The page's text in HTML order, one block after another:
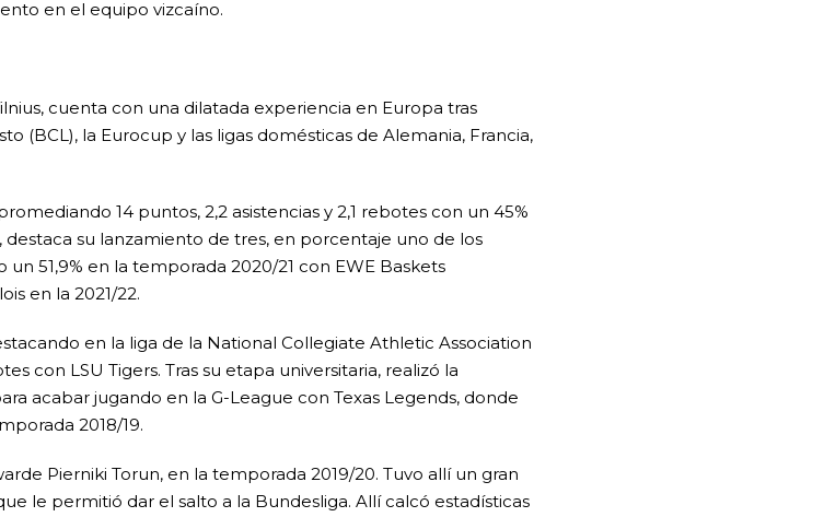
en el equipo vizcaíno.
cuenta con una dilatada experiencia en Europa tras
(BCL), la Eurocup y las ligas domésticas de Alemania, Francia,
14 puntos, 2,2 asistencias y 2,1 rebotes con un 45%
destaca su lanzamiento de tres, en porcentaje uno de los
51,9% en la temporada 2020/21 con EWE Baskets
en la 2021/22.
en la liga de la National Collegiate Athletic Association
con LSU Tigers. Tras su etapa universitaria, realizó la
acabar jugando en la G-League con Texas Legends, donde
2018/19.
Pierniki Torun, en la temporada 2019/20. Tuvo allí un gran
le permitió dar el salto a la Bundesliga. Allí calcó estadísticas